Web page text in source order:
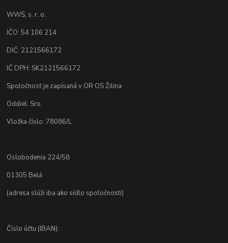
WWS, s. r. o.
IČO: 54 106 214
DIČ: 2121566172
IČ DPH: SK2121566172
Spoločnosť je zapísaná v OR OS Žilina
Oddiel: Sro.
Vložka číslo: 78086/L
Oslobodenia 224/58
01305 Belá
(adresa slúži iba ako sídlo spoločnosti)
Číslo účtu (IBAN):